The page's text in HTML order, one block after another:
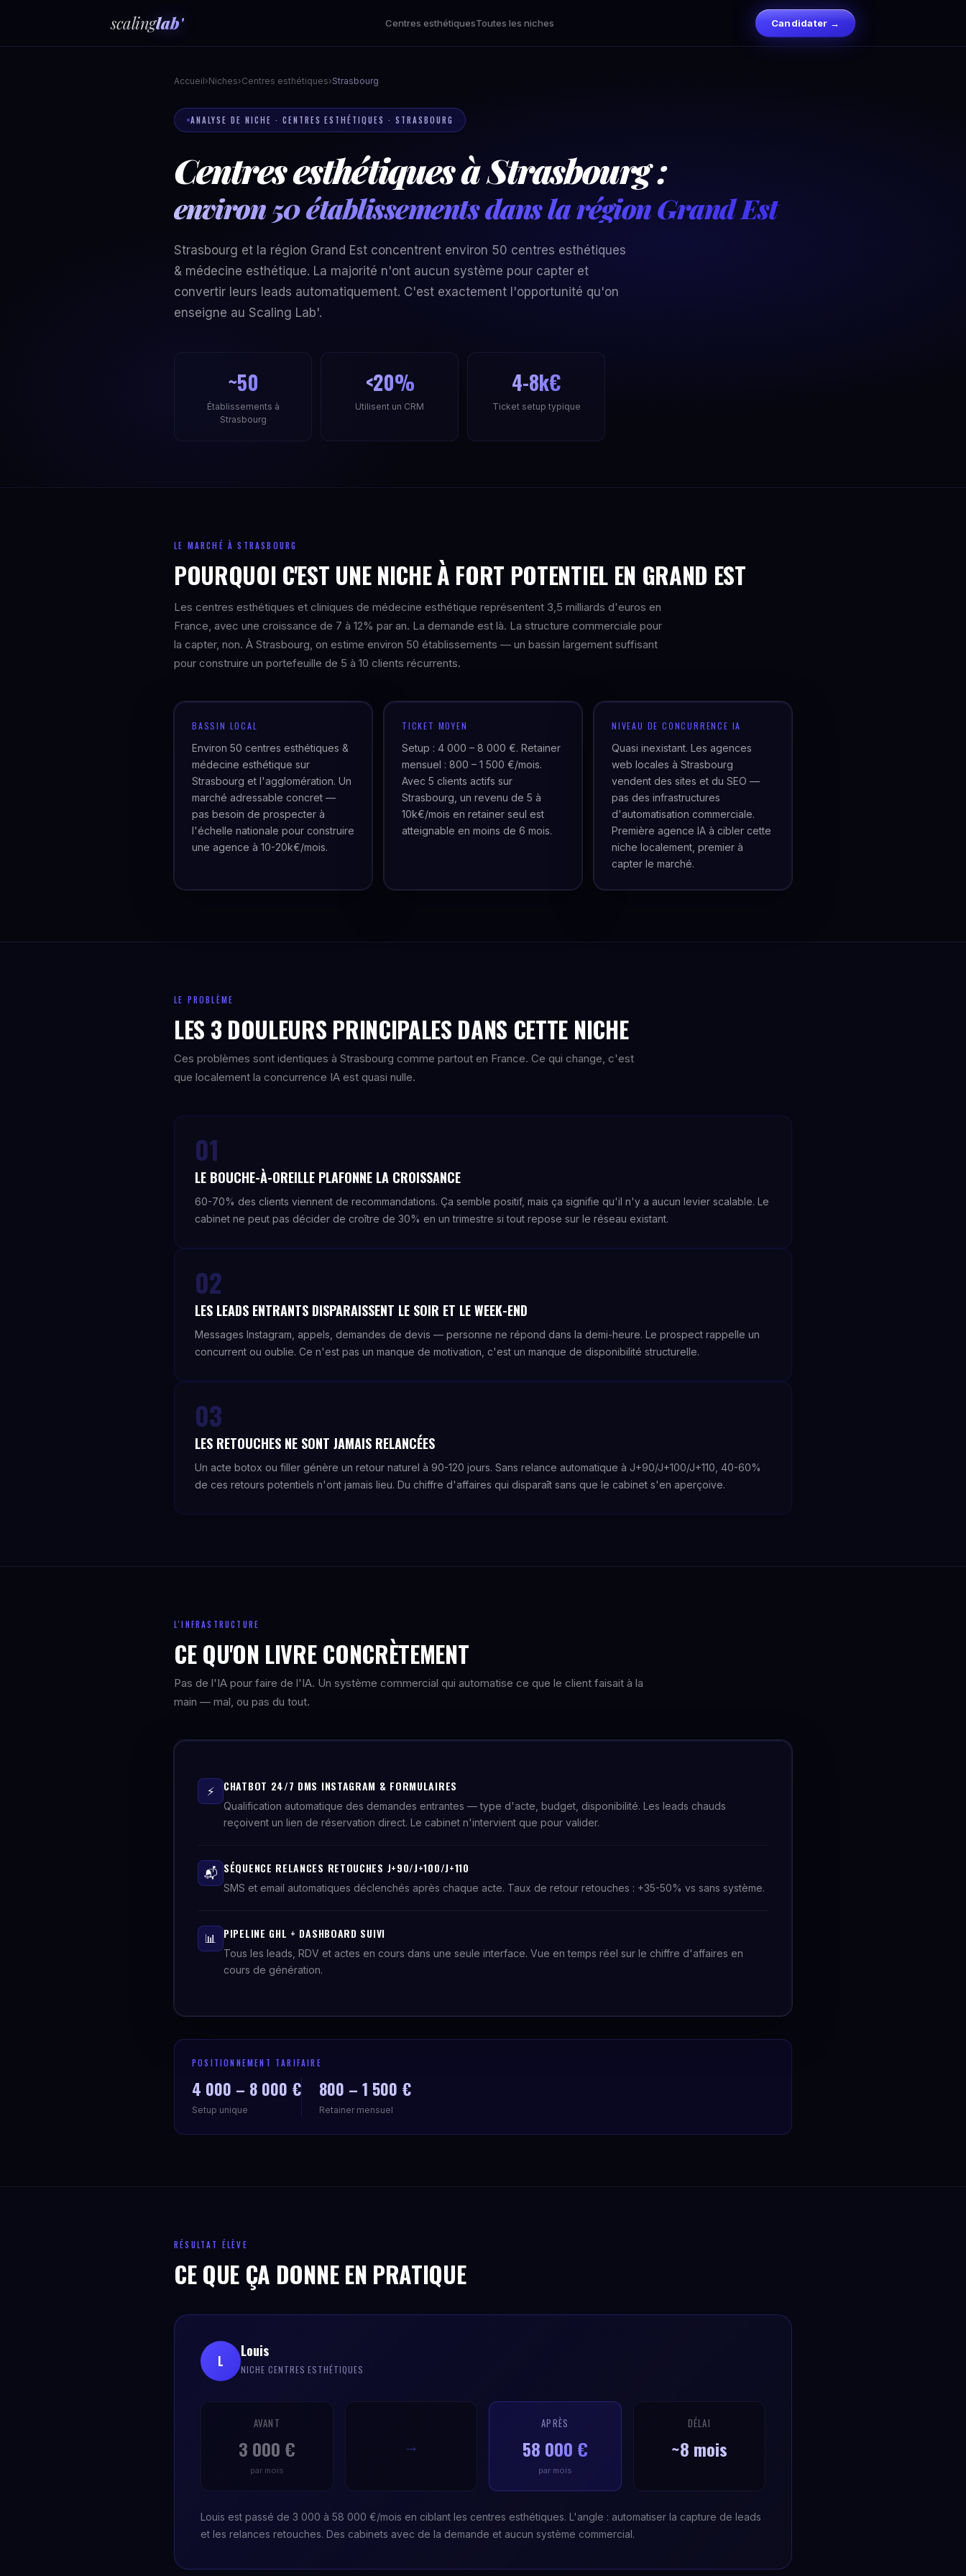
scalinglab' Centres esthétiquesToutes les niches Candidater →
Accueil›Niches›Centres esthétiques›Strasbourg
ANALYSE DE NICHE · CENTRES ESTHÉTIQUES · STRASBOURG
Centres esthétiques à Strasbourg :
environ 50 établissements dans la région Grand Est
Strasbourg et la région Grand Est concentrent environ 50 centres esthétiques
& médecine esthétique. La majorité n'ont aucun système pour capter et
convertir leurs leads automatiquement. C'est exactement l'opportunité qu'on
enseigne au Scaling Lab'.
~50
Établissements à
Strasbourg
<20%
Utilisent un CRM
4-8k€
Ticket setup typique
LE MARCHÉ À STRASBOURG
POURQUOI C'EST UNE NICHE À FORT POTENTIEL EN GRAND EST
Les centres esthétiques et cliniques de médecine esthétique représentent 3,5 milliards d'euros en
France, avec une croissance de 7 à 12% par an. La demande est là. La structure commerciale pour
la capter, non. À Strasbourg, on estime environ 50 établissements — un bassin largement suffisant
pour construire un portefeuille de 5 à 10 clients récurrents.
BASSIN LOCAL
Environ 50 centres esthétiques &
médecine esthétique sur
Strasbourg et l'agglomération. Un
marché adressable concret —
pas besoin de prospecter à
l'échelle nationale pour construire
une agence à 10-20k€/mois.
TICKET MOYEN
Setup : 4 000 – 8 000 €. Retainer
mensuel : 800 – 1 500 €/mois.
Avec 5 clients actifs sur
Strasbourg, un revenu de 5 à
10k€/mois en retainer seul est
atteignable en moins de 6 mois.
NIVEAU DE CONCURRENCE IA
Quasi inexistant. Les agences
web locales à Strasbourg
vendent des sites et du SEO —
pas des infrastructures
d'automatisation commerciale.
Première agence IA à cibler cette
niche localement, premier à
capter le marché.
LE PROBLÈME
LES 3 DOULEURS PRINCIPALES DANS CETTE NICHE
Ces problèmes sont identiques à Strasbourg comme partout en France. Ce qui change, c'est
que localement la concurrence IA est quasi nulle.
01
LE BOUCHE-À-OREILLE PLAFONNE LA CROISSANCE
60-70% des clients viennent de recommandations. Ça semble positif, mais ça signifie qu'il n'y a aucun levier scalable. Le
cabinet ne peut pas décider de croître de 30% en un trimestre si tout repose sur le réseau existant.
02
LES LEADS ENTRANTS DISPARAISSENT LE SOIR ET LE WEEK-END
Messages Instagram, appels, demandes de devis — personne ne répond dans la demi-heure. Le prospect rappelle un
concurrent ou oublie. Ce n'est pas un manque de motivation, c'est un manque de disponibilité structurelle.
03
LES RETOUCHES NE SONT JAMAIS RELANCÉES
Un acte botox ou filler génère un retour naturel à 90-120 jours. Sans relance automatique à J+90/J+100/J+110, 40-60%
de ces retours potentiels n'ont jamais lieu. Du chiffre d'affaires qui disparaît sans que le cabinet s'en aperçoive.
L'INFRASTRUCTURE
CE QU'ON LIVRE CONCRÈTEMENT
Pas de l'IA pour faire de l'IA. Un système commercial qui automatise ce que le client faisait à la
main — mal, ou pas du tout.
⚡ CHATBOT 24/7 DMS INSTAGRAM & FORMULAIRES
Qualification automatique des demandes entrantes — type d'acte, budget, disponibilité. Les leads chauds
reçoivent un lien de réservation direct. Le cabinet n'intervient que pour valider.
📬 SÉQUENCE RELANCES RETOUCHES J+90/J+100/J+110
SMS et email automatiques déclenchés après chaque acte. Taux de retour retouches : +35-50% vs sans système.
📊 PIPELINE GHL + DASHBOARD SUIVI
Tous les leads, RDV et actes en cours dans une seule interface. Vue en temps réel sur le chiffre d'affaires en
cours de génération.
POSITIONNEMENT TARIFAIRE
4 000 – 8 000 €
Setup unique
800 – 1 500 €
Retainer mensuel
RÉSULTAT ÉLÈVE
CE QUE ÇA DONNE EN PRATIQUE
L
Louis
NICHE CENTRES ESTHÉTIQUES
AVANT
3 000 €
par mois
→
APRÈS
58 000 €
par mois
DÉLAI
~8 mois
Louis est passé de 3 000 à 58 000 €/mois en ciblant les centres esthétiques. L'angle : automatiser la capture de leads
et les relances retouches. Des cabinets avec de la demande et aucun système commercial.